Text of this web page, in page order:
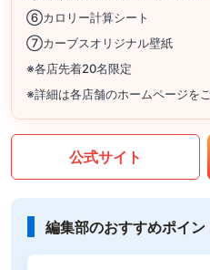
⑥カロリー計算シート
⑦カーブスオリジナル壁紙
※各店先着20名限定
※詳細は各店舗のホームページを
公式サイト
編集部のおすすめポイン